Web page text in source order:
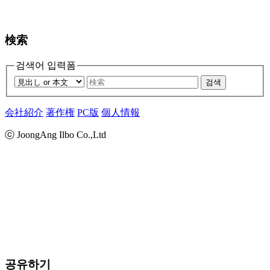
検索
검색어 입력폼
검색
会社紹介 著作権 PC版 個人情報
ⓒ JoongAng Ilbo Co.,Ltd
공유하기